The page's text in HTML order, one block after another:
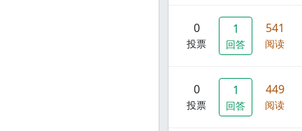
0
投票
1
回答
541
阅读
0
投票
1
回答
449
阅读